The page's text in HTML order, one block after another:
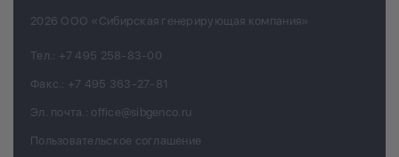
2026 ООО «Сибирская генерирующая компания»
Тел.: +7 495 258-83-00
Факс.: +7 495 363-27-81
Эл. почта.: office@sibgenco.ru
Пользовательское соглашение